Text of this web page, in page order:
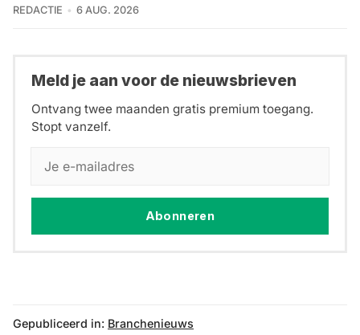
REDACTIE 6 AUG. 2026
Meld je aan voor de nieuwsbrieven
Ontvang twee maanden gratis premium toegang.
Stopt vanzelf.
Abonneren
Gepubliceerd in: Branchenieuws